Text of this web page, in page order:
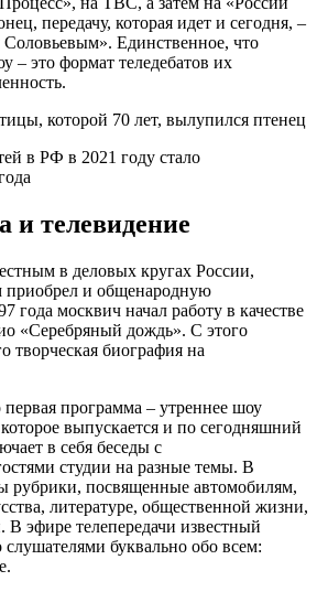
передачу, которая идет и сегодня, –
Единственное, что
– это формат теледебатов их
которой 70 лет, вылупился птенец
в РФ в 2021 году стало
и телевидение
в деловых кругах России,
приобрел и общенародную
года москвич начал работу в качестве
«Серебряный дождь». С этого
творческая биография на
первая программа – утреннее шоу
выпускается и по сегодняшний
в себя беседы с
студии на разные темы. В
рубрики, посвященные автомобилям,
литературе, общественной жизни,
В эфире телепередачи известный
буквально обо всем: